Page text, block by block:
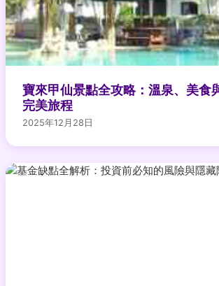
寶來甲仙景點全攻略：溫泉、美食
完美旅程
2025年12月28日